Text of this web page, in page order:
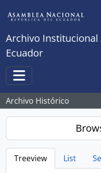
Archivo Institucional
Ecuador
Toggle navigation
Archivo Histórico
Treeview List